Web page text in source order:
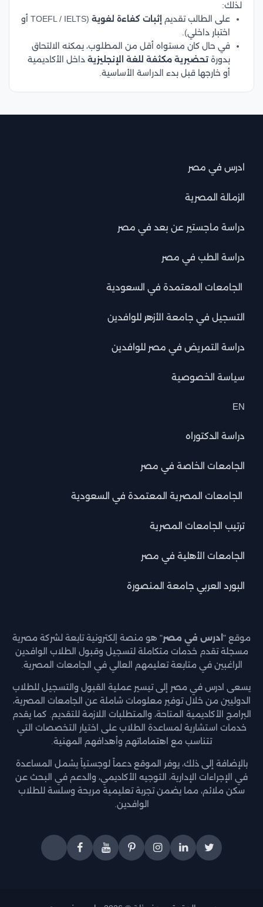
لذلك:
على الطالب تقديم إثبات كفاءة لغوية
(TOEFL / IELTS أو
اختبار داخلي).
في حال كان مستواه أقل من المطلوب، يمكنه الالتحاق
بدورة تحضيرية مكثفة للغة الإنجليزية داخل الأكاديمية
أو خارجها قبل بدء الدراسة الأساسية.
ادرس في مصر
الزمالة المصرية
دراسة ماجستير عن بعد في مصر
دراسة الطب في مصر
الجامعات المعتمدة في السعودية
التسجيل في جامعة الأزهر للوافدين
دراسة التمريض في مصر للوافدين
سياسة الخصوصية
EN
دراسة الدكتوراه
الجامعات الخاصة في مصر
الجامعات المصرية المعتمدة في السعودية
ترتيب الجامعات المصرية
الجامعات الأهلية في مصر
البورد العربي جامعة المنصورة
موقع " ادرس في مصر" هو منصة إلكترونية تابعة لشركة مصرية
مسجلة تقدم خدمات متكاملة لتسجيل وقبول الطلاب الوافدين
الراغبين في متابعة تعليمهم العالي في الجامعات المصرية.
يسعى ادرس في مصر إلى تيسير عملية القبول والتسجيل للطلاب
الدوليين من خلال توفير معلومات شاملة عن الجامعات المصرية،
البرامج الأكاديمية المتاحة، والمتطلبات اللازمة للتقديم. كما يقدم
خدمات استشارية لمساعدة الطلاب على اختيار التخصصات التي
تتناسب مع اهتماماتهم وأهدافهم المهنية.
بالإضافة إلى ذلك، يوفر الموقع دعماً لوجستياً يشمل المساعدة
في الإجراءات الإدارية، التوجيه الأكاديمي، والدعم في البحث عن
سكن ملائم، مما يضمن تجربة تعليمية مريحة وسلسة للطلاب
الوافدين.